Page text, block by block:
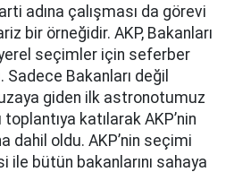
adına çalışması da görevi
bir örneğidir. AKP, Bakanları
seçimler için seferber
Bakanları değil
giden ilk astronotumuz
katılarak AKP’nin
dahil oldu. AKP’nin seçimi
ile bütün bakanlarını sahaya